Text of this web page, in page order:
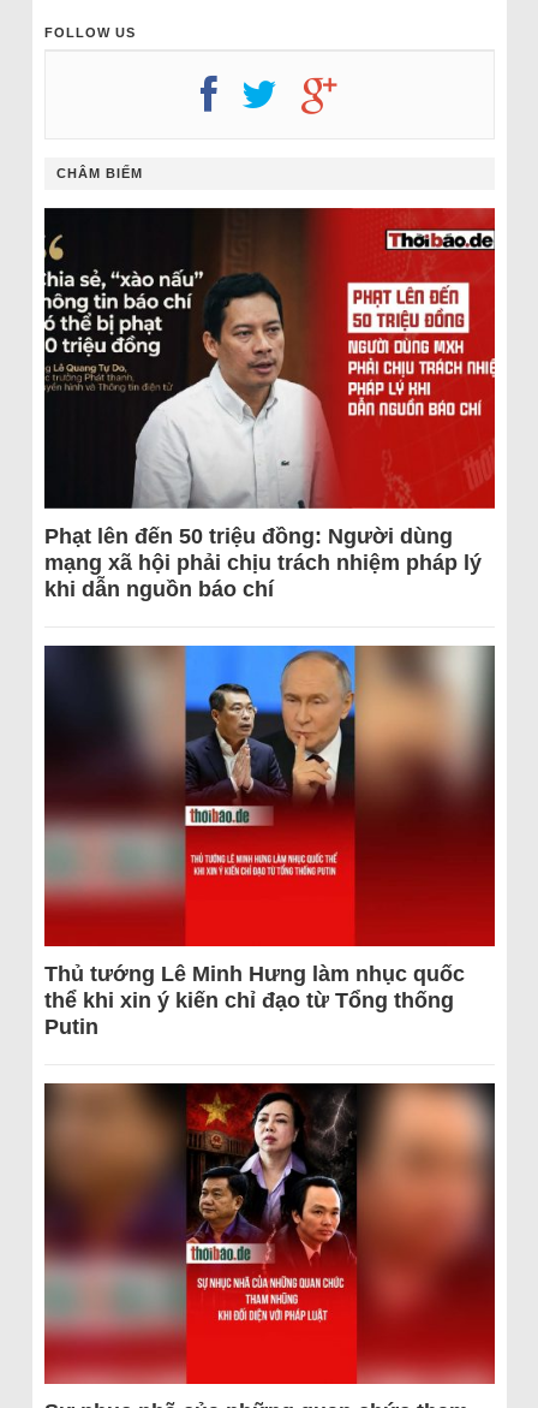
FOLLOW US
CHÂM BIẾM
Phạt lên đến 50 triệu đồng: Người dùng
mạng xã hội phải chịu trách nhiệm pháp lý
khi dẫn nguồn báo chí
Thủ tướng Lê Minh Hưng làm nhục quốc
thể khi xin ý kiến chỉ đạo từ Tổng thống
Putin